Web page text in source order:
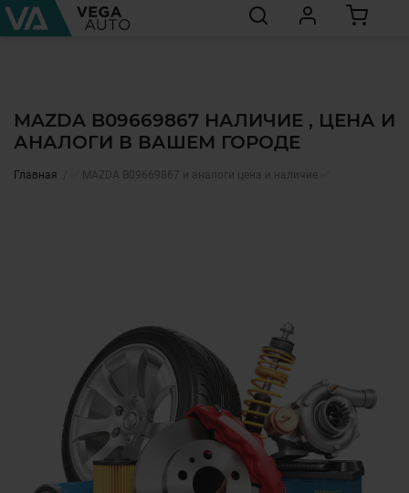
MAZDA B09669867 НАЛИЧИЕ , ЦЕНА И
АНАЛОГИ В ВАШЕМ ГОРОДЕ
Главная ✅ MAZDA B09669867 и аналоги цена и наличие ✅